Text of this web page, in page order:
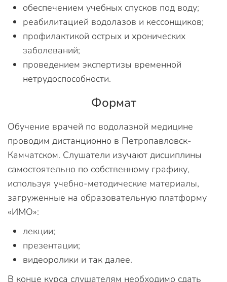
обеспечением учебных спусков под воду;
реабилитацией водолазов и кессонщиков;
профилактикой острых и хронических
заболеваний;
проведением экспертизы временной
нетрудоспособности.
Формат
Обучение врачей по водолазной медицине
проводим дистанционно в Петропавловск-
Камчатском. Слушатели изучают дисциплины
самостоятельно по собственному графику,
используя учебно-методические материалы,
загруженные на образовательную платформу
«ИМО»:
лекции;
презентации;
видеоролики и так далее.
В конце курса слушателям необходимо сдать